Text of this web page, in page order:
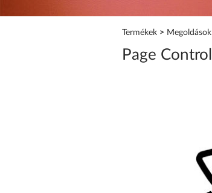
Termékek > Megoldások
Page Control